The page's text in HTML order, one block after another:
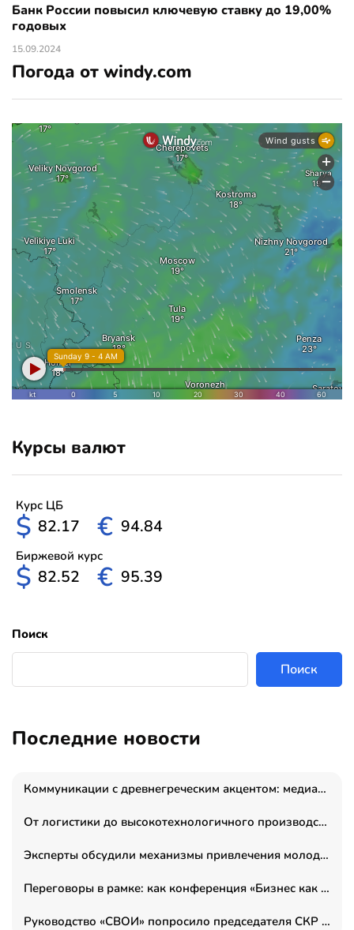
Банк России повысил ключевую ставку до 19,00%
годовых
15.09.2024
Погода от windy.com
Курсы валют
Курс ЦБ
$ 82.17 € 94.84
Биржевой курс
$ 82.52 € 95.39
Поиск
Поиск
Последние новости
Коммуникации с древнегреческим акцентом: медиаменеджер и журналист Владимир Дергачев запустил коммуникационное агентство «Сократ 2.0»
От логистики до высокотехнологичного производства: как основатель “гагаринга” выстраивает экосистему безопасности и гражданских БПЛА
Эксперты обсудили механизмы привлечения молодых специалистов в промышленные города
Переговоры в рамке: как конференция «Бизнес как искусство» переформатирует деловой этикет в стенах ТПП РФ
Руководство «СВОИ» попросило председателя СКР дать правовую оценку обысков в тыловом штабе